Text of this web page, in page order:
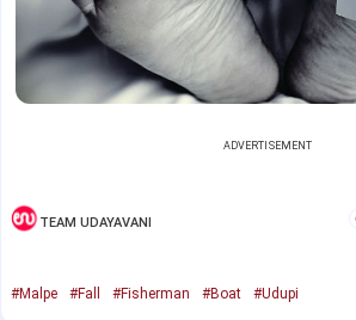
ADVERTISEMENT
TEAM UDAYAVANI
#Malpe #Fall #Fisherman #Boat #Udupi